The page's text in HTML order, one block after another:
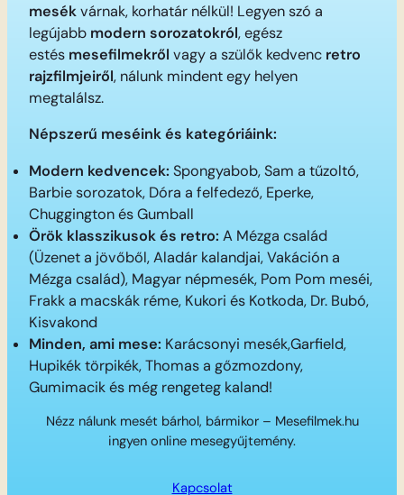
mesékvárnak, korhatár nélkül! Legyen szó a
legújabb modern sorozatokról, egész
estés mesefilmekről vagy a szülők kedvenc retro
rajzfilmjeiről, nálunk mindent egy helyen
megtalálsz.
Népszerű meséink és kategóriáink:
Modern kedvencek: Spongyabob, Sam a tűzoltó,
Barbie sorozatok, Dóra a felfedező, Eperke,
Chuggington és Gumball
Örök klasszikusok és retro: A Mézga család
(Üzenet a jövőből, Aladár kalandjai, Vakáción a
Mézga család), Magyar népmesék, Pom Pom meséi,
Frakk a macskák réme, Kukori és Kotkoda, Dr. Bubó,
Kisvakond
Minden, ami mese: Karácsonyi mesék,Garfield,
Hupikék törpikék, Thomas a gőzmozdony,
Gumimacik és még rengeteg kaland!
Nézz nálunk mesét bárhol, bármikor – Mesefilmek.hu
ingyen online mesegyűjtemény.
Kapcsolat